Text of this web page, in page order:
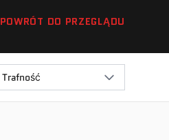
POWRÓT DO PRZEGLĄDU
Trafność